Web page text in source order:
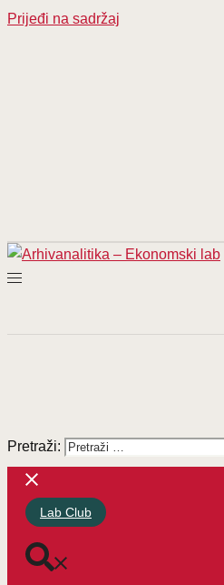
Prijeđi na sadržaj
Pretraži:
Lab Club